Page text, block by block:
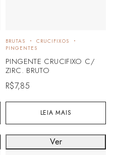
LEIA MAIS
BRUTAS
CRUCIFIXOS
PINGENTES
PINGENTE CRUCIFIXO C/
ZIRC. BRUTO
R$7,85
Ver